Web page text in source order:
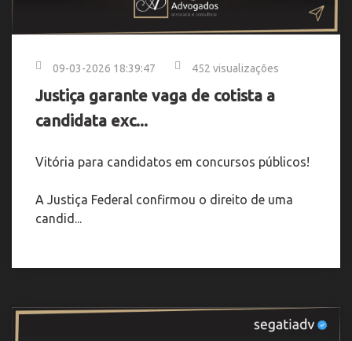
09-03-2026 18:39:47 452 visualizações
Justiça garante vaga de cotista a
candidata exc...
Vitória para candidatos em concursos públicos!
A Justiça Federal confirmou o direito de uma
candid...